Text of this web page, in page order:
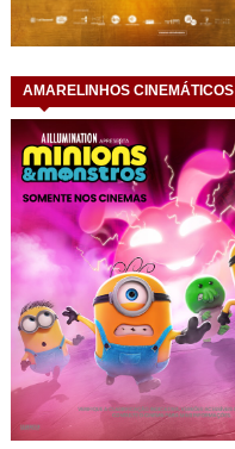
AMARELINHOS CINEMÁTICOS